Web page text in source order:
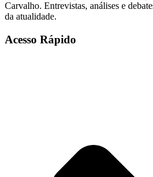
Carvalho. Entrevistas, análises e
da atualidade.
Acesso Rápido